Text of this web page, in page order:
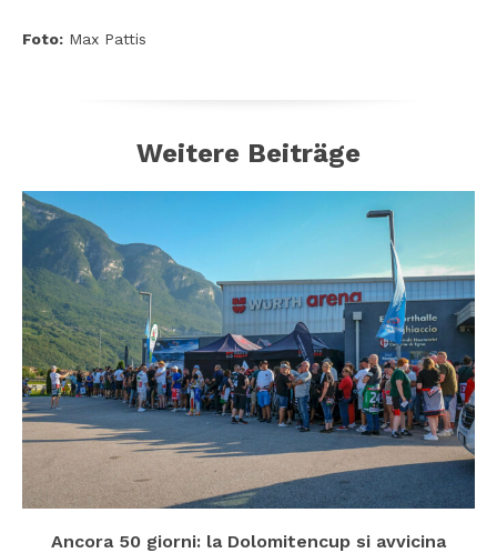
Foto: Max Pattis
Weitere Beiträge
Ancora 50 giorni: la Dolomitencup si avvicina